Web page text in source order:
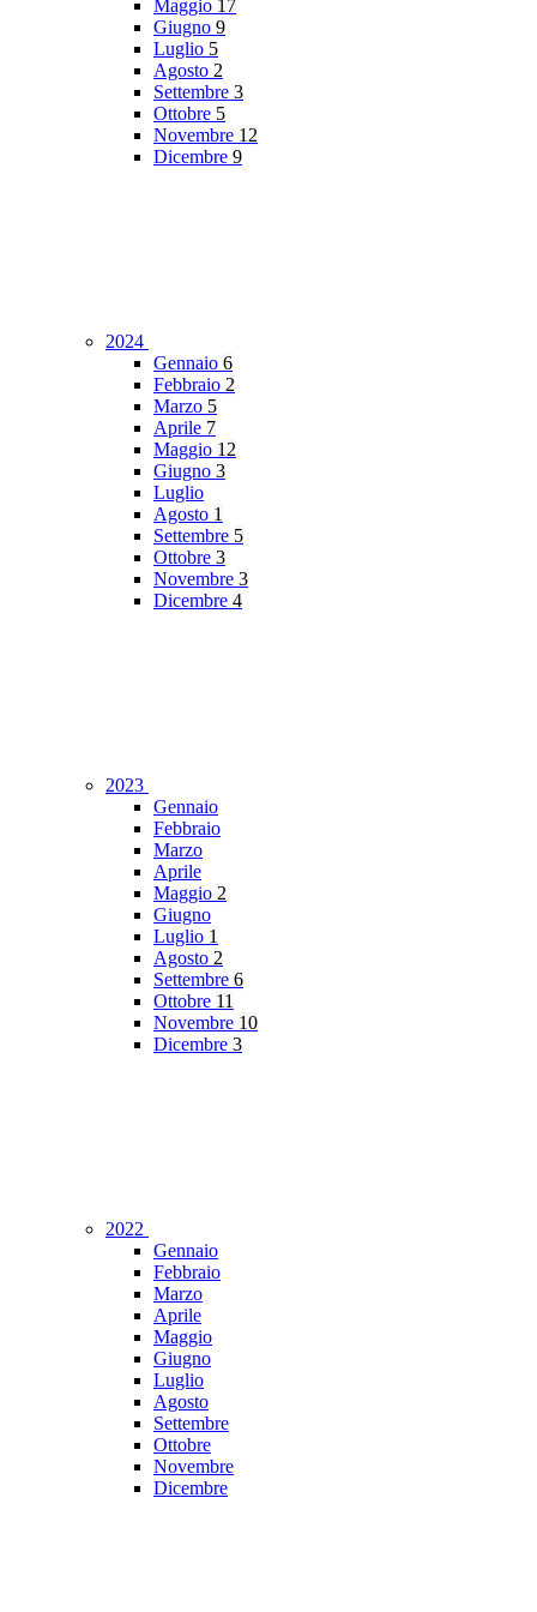
Maggio 17
Giugno 9
Luglio 5
Agosto 2
Settembre 3
Ottobre 5
Novembre 12
Dicembre 9
2024
Gennaio 6
Febbraio 2
Marzo 5
Aprile 7
Maggio 12
Giugno 3
Luglio
Agosto 1
Settembre 5
Ottobre 3
Novembre 3
Dicembre 4
2023
Gennaio
Febbraio
Marzo
Aprile
Maggio 2
Giugno
Luglio 1
Agosto 2
Settembre 6
Ottobre 11
Novembre 10
Dicembre 3
2022
Gennaio
Febbraio
Marzo
Aprile
Maggio
Giugno
Luglio
Agosto
Settembre
Ottobre
Novembre
Dicembre